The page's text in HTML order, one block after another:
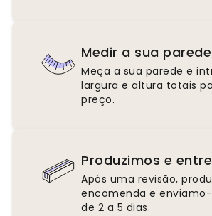
Medir a sua parede
Meça a sua parede e
largura e altura totais
preço.
Produzimos e
Após uma revisão,
encomenda e
de 2 a 5 dias.